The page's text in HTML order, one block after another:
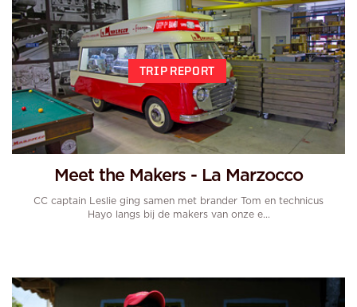
TRIP REPORT
Meet the Makers - La Marzocco
CC captain Leslie ging samen met brander Tom en technicus
Hayo langs bij de makers van onze e...